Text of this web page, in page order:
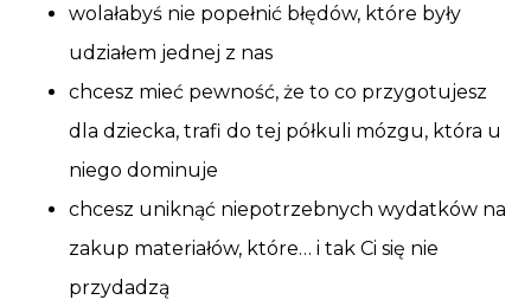
wolałabyś nie popełnić błędów, które były
udziałem jednej z nas
chcesz mieć pewność, że to co przygotujesz
dla dziecka, trafi do tej półkuli mózgu, która u
niego dominuje
chcesz uniknąć niepotrzebnych wydatków na
zakup materiałów, które… i tak Ci się nie
przydadzą